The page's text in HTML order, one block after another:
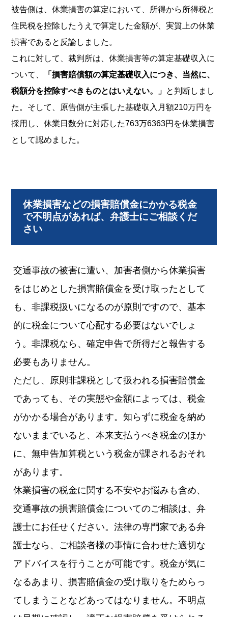
被告側は、休業損害の算定において、所得から所得税と
住民税を控除したうえで算定した金額が、実質上の休業
損害であると反論しました。
これに対して、裁判所は、休業損害等の算定基礎収入に
ついて、
「損害賠償額の算定基礎収入につき、当然に、
税額分を控除すべきものとはいえない。」 と判断しまし
た。そして、原告側が主張した基礎収入月額210万円を
採用し、休業日数分に対応した763万6363円を休業損害
として認めました。
休業損害などの損害賠償金にかかる税金
で不明点があれば、弁護士にご相談くだ
さい
交通事故の被害に遭い、加害者側から休業損害
をはじめとした損害賠償金を受け取ったとして
も、非課税扱いになるのが原則ですので、基本
的に税金について心配する必要はないでしょ
う。非課税なら、確定申告で所得だと報告する
必要もありません。
ただし、原則非課税として扱われる損害賠償金
であっても、その実態や金額によっては、税金
がかかる場合があります。知らずに税金を納め
ないままでいると、本来支払うべき税金のほか
に、無申告加算税という税金が課されるおそれ
があります。
休業損害の税金に関する不安やお悩みも含め、
交通事故の損害賠償金についてのご相談は、弁
護士にお任せください。法律の専門家である弁
護士なら、ご相談者様の事情に合わせた適切な
アドバイスを行うことが可能です。税金が気に
なるあまり、損害賠償金の受け取りをためらっ
てしまうことなどあってはなりません。不明点